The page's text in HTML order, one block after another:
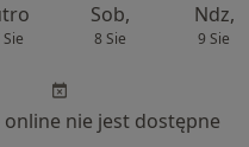
Sob,
8 Sie
Ndz,
9 Sie
nie jest dostępne